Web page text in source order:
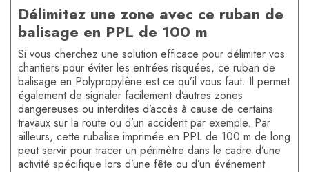
Délimitez une zone avec ce ruban de
balisage en PPL de 100 m
Si vous cherchez une solution efficace pour délimiter vos
chantiers pour éviter les entrées risquées, ce ruban de
balisage en Polypropylène est ce qu’il vous faut. Il permet
également de signaler facilement d’autres zones
dangereuses ou interdites d’accès à cause de certains
travaux sur la route ou d’un accident par exemple. Par
ailleurs, cette rubalise imprimée en PPL de 100 m de long
peut servir pour tracer un périmètre dans le cadre d’une
activité spécifique lors d’une fête ou d’un événement